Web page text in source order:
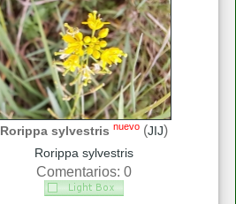
Rorippa sylvestris nuevo(JIJ)
Rorippa sylvestris
Comentarios: 0